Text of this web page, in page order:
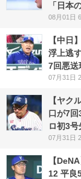
「日本
08月01日
【中日
浮上逃
7回悪送
07月31日
【ヤク
口が7
ロ初3
07月31日
【
12 平良